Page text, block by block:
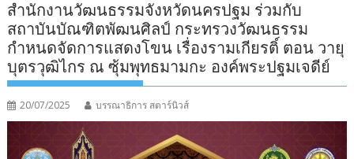
สำนักงานวัฒนธรรมจังหวัดนครปฐม ร่วมกับ
สถาบันบัณฑิตพัฒนศิลป์ กระทรวงวัฒนธรรม
กำหนดจัดการแสดงโขน เรื่องรามเกียรติ์ ตอน วายุ
บุตรวุฒิไกร ณ ซุ้มพุทธมามกะ องค์พระปฐมเจดีย์
20/07/2025 บรรณาธิการ สตาร์นิวส์